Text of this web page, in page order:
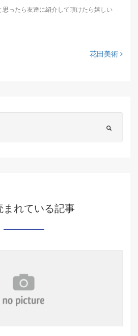
思ったら友達に紹介して頂けたら嬉しい
花田美術
まれている記事